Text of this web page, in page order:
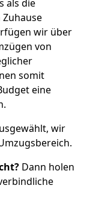
als die
wir über
von
somit
eine
wir
Dann holen